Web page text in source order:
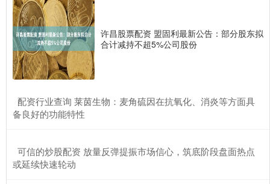
许昌股票配资 盟固利最新公告：部分股东拟
合计减持不超5%公司股份
​配资行业查询 莱茵生物：麦角硫因在抗氧化、消炎等方面具
备良好的功能特性
​可信的炒股配资 放量反弹提振市场信心，筑底阶段盘面热点
或延续快速轮动